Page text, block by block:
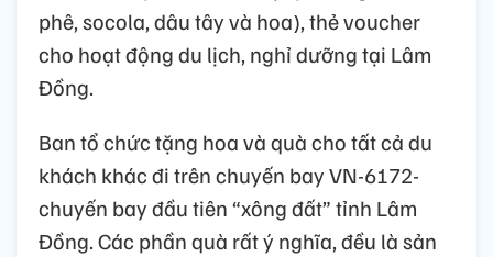
phê, socola, dâu tây và hoa), thẻ voucher
cho hoạt động du lịch, nghỉ dưỡng tại Lâm
Đồng.
Ban tổ chức tặng hoa và quà cho tất cả du
khách khác đi trên chuyến bay VN-6172-
chuyến bay đầu tiên “xông đất” tỉnh Lâm
Đồng. Các phần quà rất ý nghĩa, đều là sản